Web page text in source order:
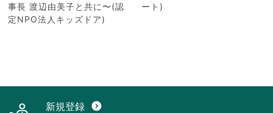
事長 渡辺由美子と共に〜(認
定NPO法人キッズドア)
ート)
新規登録 expand_circle_down